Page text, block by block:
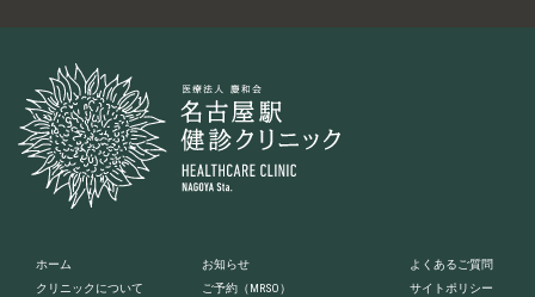
ホーム
クリニックについて
お知らせ
ご予約 （MRSO）
よくあるご質問
サイトポリシー